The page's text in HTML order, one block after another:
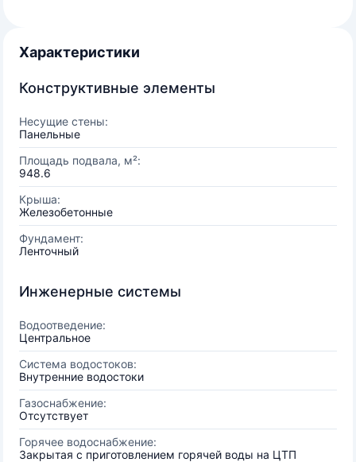
Характеристики
Конструктивные элементы
Несущие стены:
Панельные
Площадь подвала, м²:
948.6
Крыша:
Железобетонные
Фундамент:
Ленточный
Инженерные системы
Водоотведение:
Центральное
Система водостоков:
Внутренние водостоки
Газоснабжение:
Отсутствует
Горячее водоснабжение:
Закрытая с приготовлением горячей воды на ЦТП